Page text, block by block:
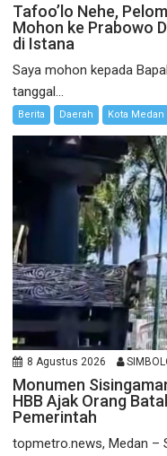
Tafoo’lo Nehe,
Mohon ke Prabowo
di Istana
Saya mohon kepada
tanggal...
Berita Daerah Kota Medan
8 Agustus 2026
Monumen
HBB Ajak Orang
Pemerintah
topmetro.news, Medan –